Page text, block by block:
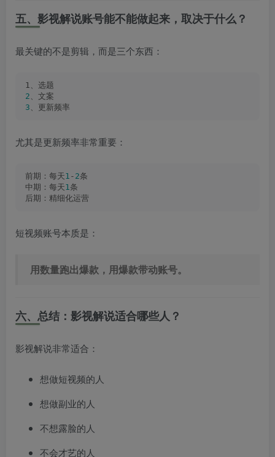
五、影视解说账号能不能做起来，取决于什么？
最关键的不是剪辑，而是三个东西：
1、选题
2 、文案
3 、更新频率
尤其是更新频率非常重要：
前期：每天1 - 2条
中期：每天1条
后期：精细化运营
短视频账号本质是：
用数量跑出爆款，用爆款带动账号。
六、总结：影视解说适合哪些人？
影视解说非常适合：
想做短视频的人
想做副业的人
不想露脸的人
不会才艺的人